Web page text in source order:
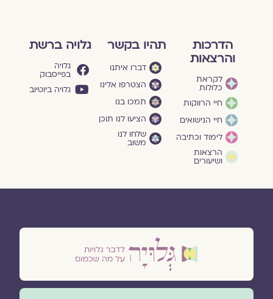
הדרכות
והרצאות
לקראת
כלולות
חיי הרווקות
חיי הנישואים
לימוד וכתיבה
הרצאות
ושיעורים
תהיו בקשר
דברו איתנו
הצטרפו אלינו
תמכו בנו
הציעו לנו תוכן
שלחו לנו
משוב
גלויה ברשת
גלויה
בפייסבוק
גלויה ביוטיוב